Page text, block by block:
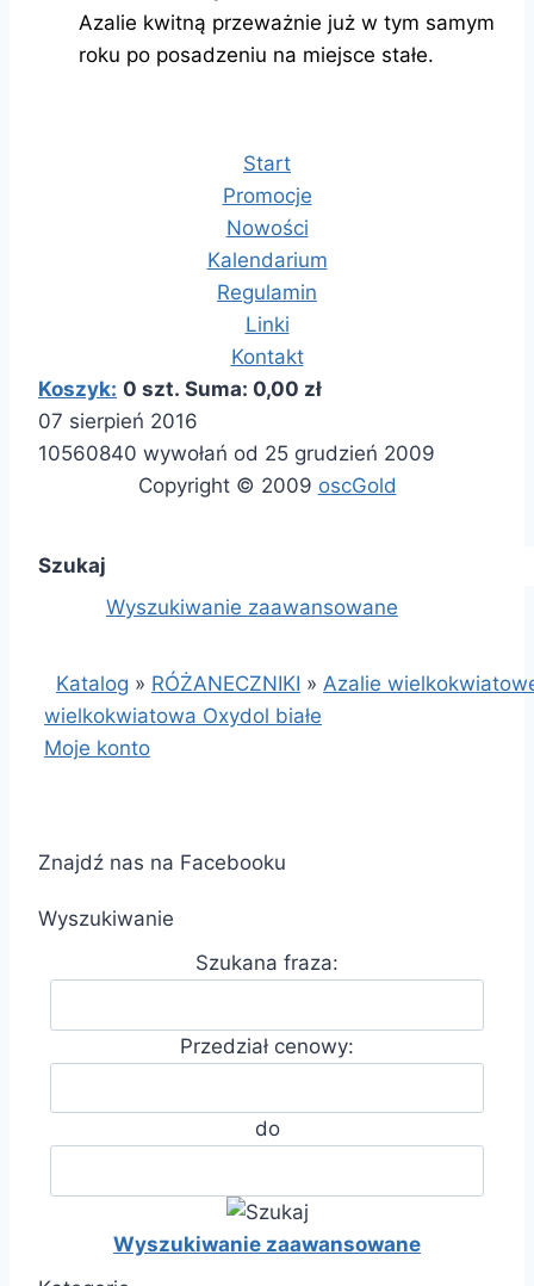
Azalie kwitną przeważnie już w tym samym
roku po posadzeniu na miejsce stałe.
Start
Promocje
Nowości
Kalendarium
Regulamin
Linki
Kontakt
Koszyk: 0 szt. Suma: 0,00 zł
07 sierpień 2016
10560840 wywołań od 25 grudzień 2009
Copyright © 2009 oscGold
Szukaj
Wyszukiwanie zaawansowane
Katalog » RÓŻANECZNIKI » Azalie
wielkokwiatowa Oxydol białe
Moje konto
Znajdź nas na Facebooku
Wyszukiwanie
Szukana fraza:
Przedział cenowy:
do
Wyszukiwanie zaawansowane